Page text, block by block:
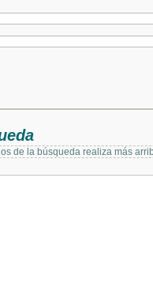
de la búsqueda realiza más